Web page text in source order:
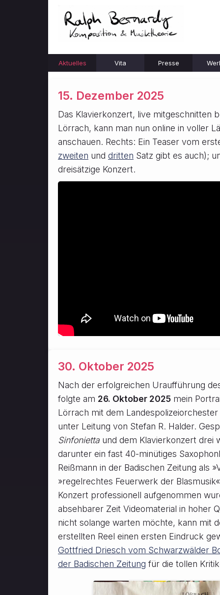
Aktuelles Vita Presse
15. Dezember 2025
Das Klavierkonzert, live mitgeschnitten
Lörrach, kann man nun online in voller
anschauen. Rechts: Ein Teaser vom
zweiten und dritten Satz gibt es auch);
dreisätzige Konzert.
30. Oktober 2025
Nach der erfolgreichen Uraufführung
folgte am 26. Oktober 2025 mein
Lörrach mit dem
unter Leitung von Stefan R. Halder.
Sinfonietta und dem Klavierkonzert drei
darunter ein fast 40-minütiges
Reißmann in der Badischen Zeitung als
»regelrechtes Feuerwerk der
Konzert professionell aufgenommen
absehbarer Zeit Videomaterial in hoher
nicht solange warten möchte, kann mit
erstellten Reel einen ersten Eindruck
Gottfried Driesch vom Schwarzwälder
der Badischen Zeitung für die tollen